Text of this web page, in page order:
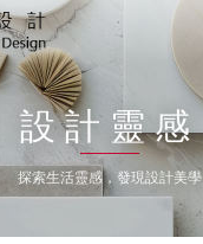
設計靈感
探索生活靈感，發現設計美學